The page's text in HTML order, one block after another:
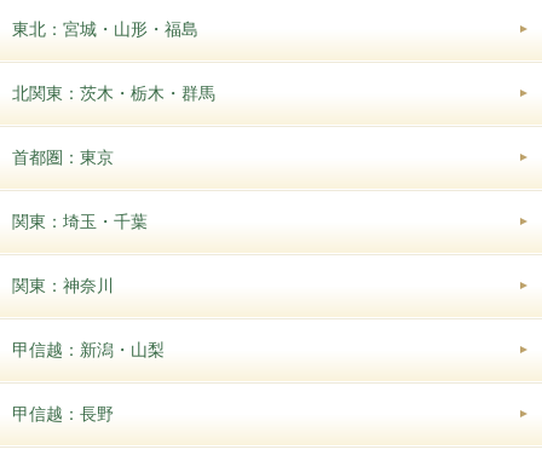
東北：宮城・山形・福島
北関東：茨木・栃木・群馬
首都圏：東京
関東：埼玉・千葉
関東：神奈川
甲信越：新潟・山梨
甲信越：長野